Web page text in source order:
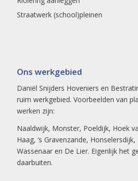
Straatwerk (school)pleinen
Ons werkgebied
Daniël Snijders Hoveniers en
ruim werkgebied. Voorbeelden van
werken zijn:
Naaldwijk, Monster, Poeldijk, Hoek
Haag, ‘s Gravenzande, Honselersdijk,
Wassenaar en De Lier. Eigenlijk het
daarbuiten.